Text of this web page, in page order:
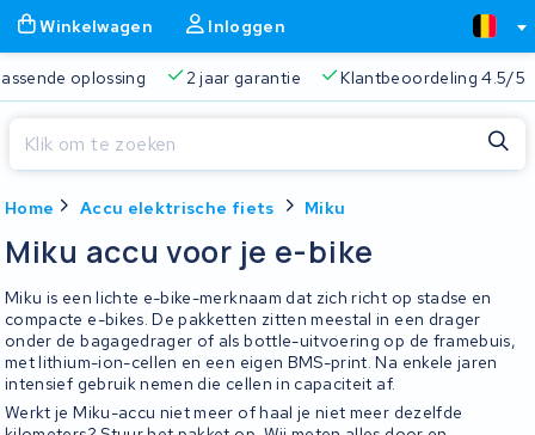
Winkelwagen Inloggen
oplossing 2 jaar garantie Klantbeoordeling 4.5/5
Home Accu elektrische fiets Miku
Miku accu voor je e-bike
Miku is een lichte e-bike-merknaam dat zich richt op stadse en
compacte e-bikes. De pakketten zitten meestal in een drager
onder de bagagedrager of als bottle-uitvoering op de framebuis,
met lithium-ion-cellen en een eigen BMS-print. Na enkele jaren
intensief gebruik nemen die cellen in capaciteit af.
Werkt je Miku-accu niet meer of haal je niet meer dezelfde
Je winkelwagen is leeg.
Gratis verzending Altijd een passende oplossing 2
Sluiten
Begin te typen in de zoekbalk om te zoeken